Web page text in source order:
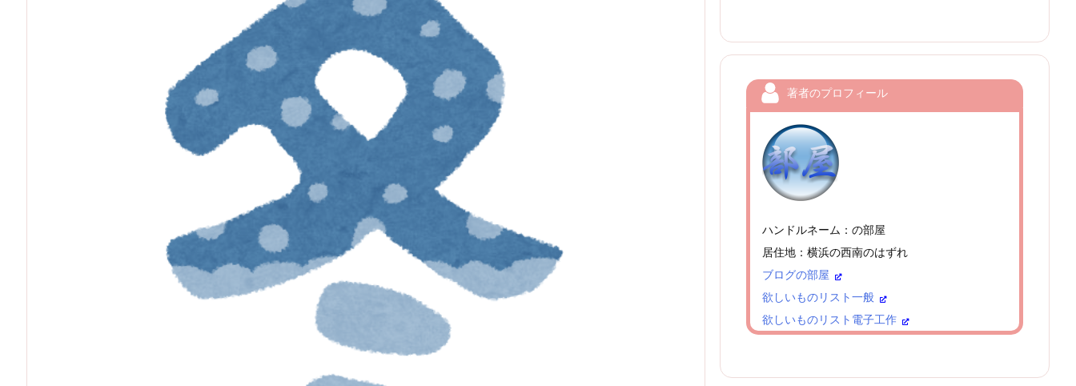
著者のプロフィール
ハンドルネーム：の部屋
居住地：横浜の西南のはずれ
ブログの部屋
欲しいものリスト一般
欲しいものリスト電子工作